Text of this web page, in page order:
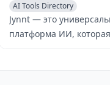
AI Tools Directory
Large
Jynnt — это
платформа ИИ, которая
позволяет